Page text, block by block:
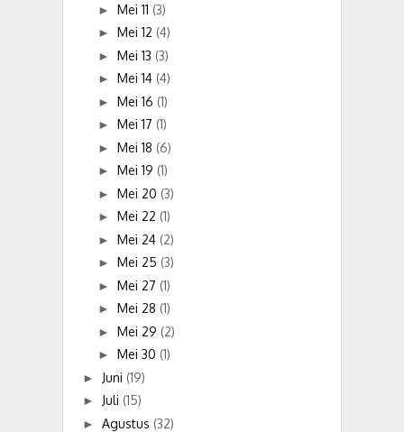
► Mei 11 (3)
► Mei 12 (4)
► Mei 13 (3)
► Mei 14 (4)
► Mei 16 (1)
► Mei 17 (1)
► Mei 18 (6)
► Mei 19 (1)
► Mei 20 (3)
► Mei 22 (1)
► Mei 24 (2)
► Mei 25 (3)
► Mei 27 (1)
► Mei 28 (1)
► Mei 29 (2)
► Mei 30 (1)
► Juni (19)
► Juli (15)
► Agustus (32)